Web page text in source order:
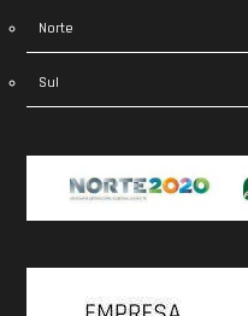
Norte
Sul